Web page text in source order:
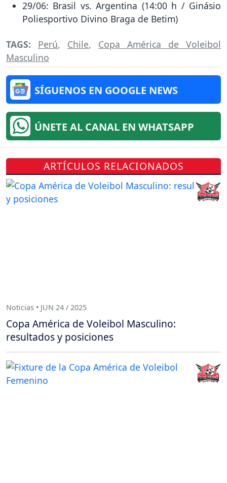
29/06: Brasil vs. Argentina (14:00 h / Ginásio
Poliesportivo Divino Braga de Betim)
TAGS: Perú, Chile, Copa América de Voleibol
Masculino
SÍGUENOS EN GOOGLE NEWS
ÚNETE AL CANAL EN WHATSAPP
ARTÍCULOS RELACIONADOS
Noticias • JUN 24 / 2025
Copa América de Voleibol Masculino:
resultados y posiciones